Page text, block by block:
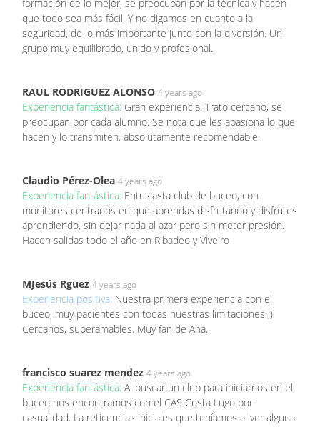
formación de lo mejor, se preocupan por la técnica y hacen
que todo sea más fácil. Y no digamos en cuanto a la
seguridad, de lo más importante junto con la diversión. Un
grupo muy equilibrado, unido y profesional.
RAUL RODRIGUEZ ALONSO 4 years ago
Experiencia fantástica: Gran experiencia. Trato cercano, se
preocupan por cada alumno. Se nota que les apasiona lo que
hacen y lo transmiten. absolutamente recomendable.
Claudio Pérez-Olea 4 years ago
Experiencia fantástica: Entusiasta club de buceo, con
monitores centrados en que aprendas disfrutando y disfrutes
aprendiendo, sin dejar nada al azar pero sin meter presión.
Hacen salidas todo el año en Ribadeo y Viveiro
MJesús Rguez 4 years ago
Experiencia positiva: Nuestra primera experiencia con el
buceo, muy pacientes con todas nuestras limitaciones ;)
Cercanos, superamables. Muy fan de Ana.
francisco suarez mendez 4 years ago
Experiencia fantástica: Al buscar un club para iniciarnos en el
buceo nos encontramos con el CAS Costa Lugo por
casualidad. La reticencias iniciales que teníamos al ver alguna